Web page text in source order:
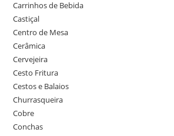
Carrinhos de Bebida
Castiçal
Centro de Mesa
Cerâmica
Cervejeira
Cesto Fritura
Cestos e Balaios
Churrasqueira
Cobre
Conchas